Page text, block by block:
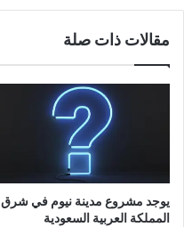
مقالات ذات صلة
يوجد مشروع مدينة نيوم في شرق
المملكة العربية السعودية